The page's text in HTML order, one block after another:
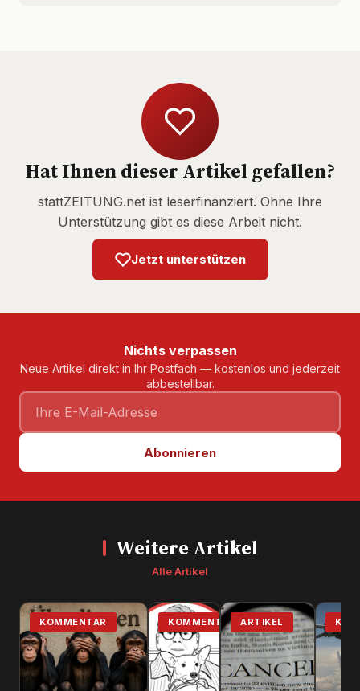
Hat Ihnen dieser Artikel gefallen?
stattZEITUNG.net ist leserfinanziert. Ohne Ihre
Unterstützung gibt es diese Arbeit nicht.
Jetzt unterstützen
Nichts verpassen
Neue Artikel direkt in Ihr Postfach — kostenlos und jederzeit
abbestellbar.
Abonnieren
Weitere Artikel
Alle Artikel
KOMMENTAR KOMMENTAR ARTIKEL